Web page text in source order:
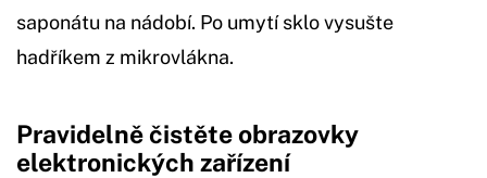
saponátu na nádobí. Po umytí sklo vysušte
hadříkem z mikrovlákna.
Pravidelně čistěte obrazovky
elektronických zařízení